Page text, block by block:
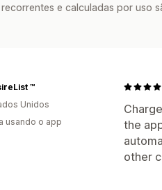
e calculadas por uso
the
other
™
Unidos
usando o app